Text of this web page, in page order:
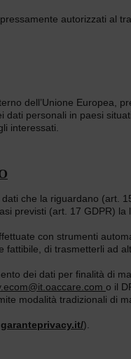
autorizzati al
dell’Unione Europea,
dati personali in paesi
interessati.
dati che la riguardano (art.
previsti (art. 17 GDPR) la
con strumenti
fattibile, di trasmetterli ad
dei dati per finalità di
o il
modalità tradizionali di
).